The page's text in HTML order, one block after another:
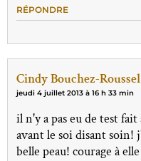
RÉPONDRE
Cindy Bouchez-Roussel
jeudi 4 juillet 2013 à 16 h 33 min
il n'y a pas eu de test
avant le soi disant soin!
belle peau! courage à elle